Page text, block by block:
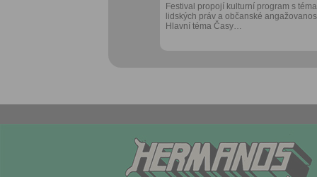
Festival propojí kulturní program s
lidských práv a občanské
Hlavní téma Časy…